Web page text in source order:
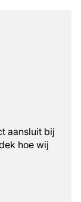
aansluit bij
hoe wij